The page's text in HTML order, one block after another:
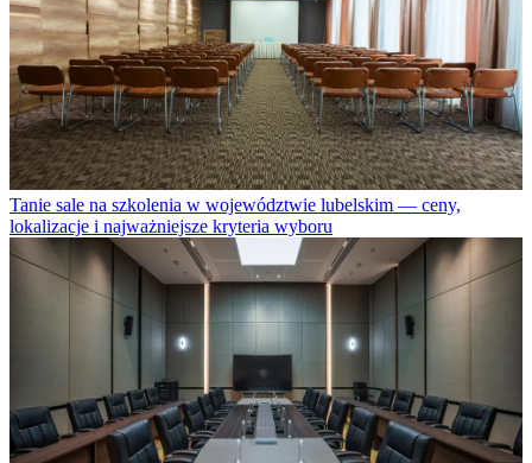
Tanie sale na szkolenia w województwie lubelskim — ceny,
lokalizacje i najważniejsze kryteria wyboru